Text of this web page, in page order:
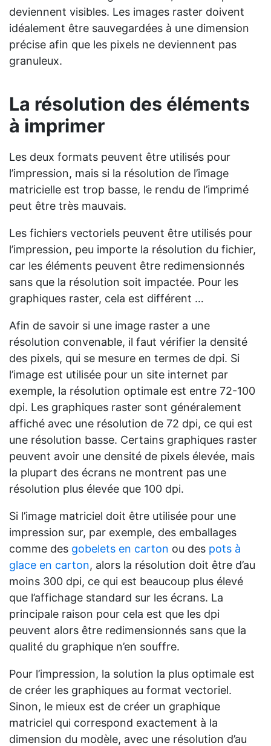
deviennent visibles. Les images raster doivent
idéalement être sauvegardées à une dimension
précise afin que les pixels ne deviennent pas
granuleux.
La résolution des éléments
à imprimer
Les deux formats peuvent être utilisés pour
l’impression, mais si la résolution de l’image
matricielle est trop basse, le rendu de l’imprimé
peut être très mauvais.
Les fichiers vectoriels peuvent être utilisés pour
l’impression, peu importe la résolution du fichier,
car les éléments peuvent être redimensionnés
sans que la résolution soit impactée. Pour les
graphiques raster, cela est différent …
Afin de savoir si une image raster a une
résolution convenable, il faut vérifier la densité
des pixels, qui se mesure en termes de dpi. Si
l’image est utilisée pour un site internet par
exemple, la résolution optimale est entre 72-100
dpi. Les graphiques raster sont généralement
affiché avec une résolution de 72 dpi, ce qui est
une résolution basse. Certains graphiques raster
peuvent avoir une densité de pixels élevée, mais
la plupart des écrans ne montrent pas une
résolution plus élevée que 100 dpi.
Si l’image matriciel doit être utilisée pour une
impression sur, par exemple, des emballages
comme des gobelets en carton ou des pots à
glace en carton, alors la résolution doit être d’au
moins 300 dpi, ce qui est beaucoup plus élevé
que l’affichage standard sur les écrans. La
principale raison pour cela est que les dpi
peuvent alors être redimensionnés sans que la
qualité du graphique n’en souffre.
Pour l’impression, la solution la plus optimale est
de créer les graphiques au format vectoriel.
Sinon, le mieux est de créer un graphique
matriciel qui correspond exactement à la
dimension du modèle, avec une résolution d’au